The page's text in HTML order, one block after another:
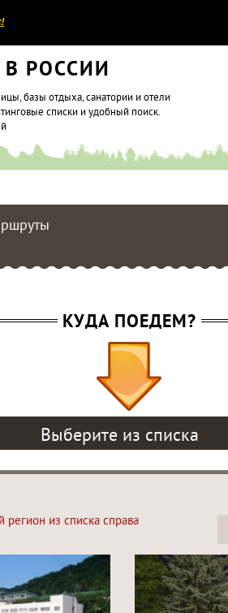
РОССИИ
базы отдыха, санатории и отели
списки и удобный поиск.
КУДА ПОЕДЕМ?
Выберите из списка
из списка справа